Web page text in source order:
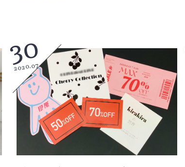
30
2020.07